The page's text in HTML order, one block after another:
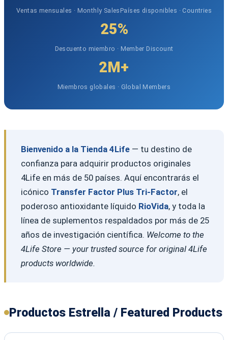
Ventas mensuales · Monthly SalesPaíses disponibles · Countries
25%
Descuento miembro · Member Discount
2M+
Miembros globales · Global Members
Bienvenido a la Tienda 4Life— tu destino de
confianza para adquirir productos originales
4Life en más de 50 países. Aquí encontrarás el
icónico Transfer Factor Plus Tri-Factor, el
poderoso antioxidante líquido RioVida, y toda la
línea de suplementos respaldados por más de 25
años de investigación científica. Welcome to the
4Life Store — your trusted source for original 4Life
products worldwide.
Productos Estrella / Featured Products